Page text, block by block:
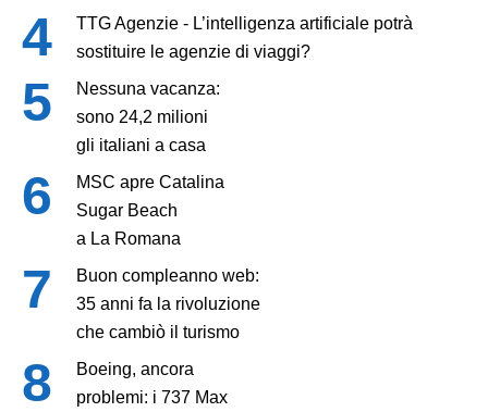
TTG Agenzie - L’intelligenza artificiale potrà
sostituire le agenzie di viaggi?
Nessuna vacanza:
sono 24,2 milioni
gli italiani a casa
MSC apre Catalina
Sugar Beach
a La Romana
Buon compleanno web:
35 anni fa la rivoluzione
che cambiò il turismo
Boeing, ancora
problemi: i 737 Max